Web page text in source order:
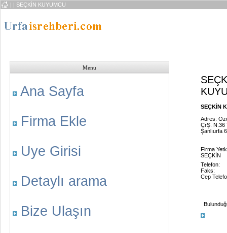
| | SEÇKİN KUYUMCU
Menu
Ana Sayfa
Firma Ekle
Uye Girisi
Detaylı arama
Bize Ulaşın
SEÇKİN
Adres:
ÇrŞ. N.36
Şanlıurfa
Firma
SEÇKİN
Telefon:
Faks:
Cep